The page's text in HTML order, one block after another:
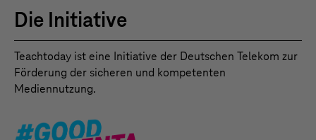
Die Initiative
Teachtoday ist eine Initiative der Deutschen Telekom zur
Förderung der sicheren und kompetenten
Mediennutzung.